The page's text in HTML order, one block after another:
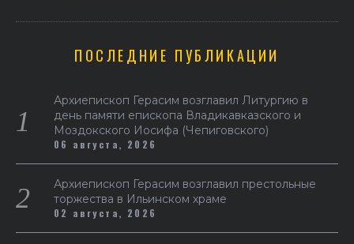
ПОСЛЕДНИЕ ПУБЛИКАЦИИ
Архиепископ Герасим возглавил Литургию в
день памяти епископа Владикавказского и
Моздокского Иосифа (Чепиговского)
06 августа, 2026
Архиепископ Герасим возглавил престольные
торжества в Ильинском храме
02 августа, 2026